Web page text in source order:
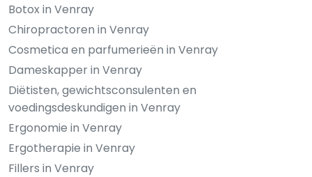
Botox in Venray
Chiropractoren in Venray
Cosmetica en parfumerieën in Venray
Dameskapper in Venray
Diëtisten, gewichtsconsulenten en
voedingsdeskundigen in Venray
Ergonomie in Venray
Ergotherapie in Venray
Fillers in Venray